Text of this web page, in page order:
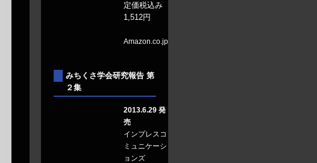
定価税込み
1,512円
Amazon.co.jp
みちくさ学会研究報告 第
２集
2013.6.29 発
売
インプレスコ
ミュニケーシ
ョンズ